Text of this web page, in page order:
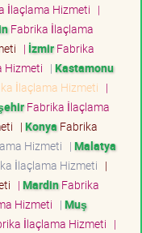
İlaçlama Hizmeti |
Fabrika İlaçlama
| İzmirFabrika
Hizmeti | Kastamonu
İlaçlama Hizmeti |
Fabrika İlaçlama
| Konya Fabrika
Hizmeti | Malatya
İlaçlama Hizmeti |
| MardinFabrika
Hizmeti | Muş
İlaçlama Hizmeti |